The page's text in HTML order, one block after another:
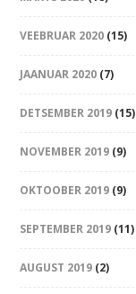
VEEBRUAR 2020 (15)
JAANUAR 2020 (7)
DETSEMBER 2019 (15)
NOVEMBER 2019 (9)
OKTOOBER 2019 (9)
SEPTEMBER 2019 (11)
AUGUST 2019 (2)